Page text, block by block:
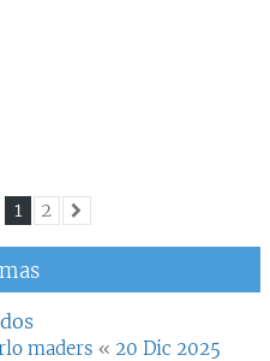
1
2
Siguiente
maders « 20 Dic 2025